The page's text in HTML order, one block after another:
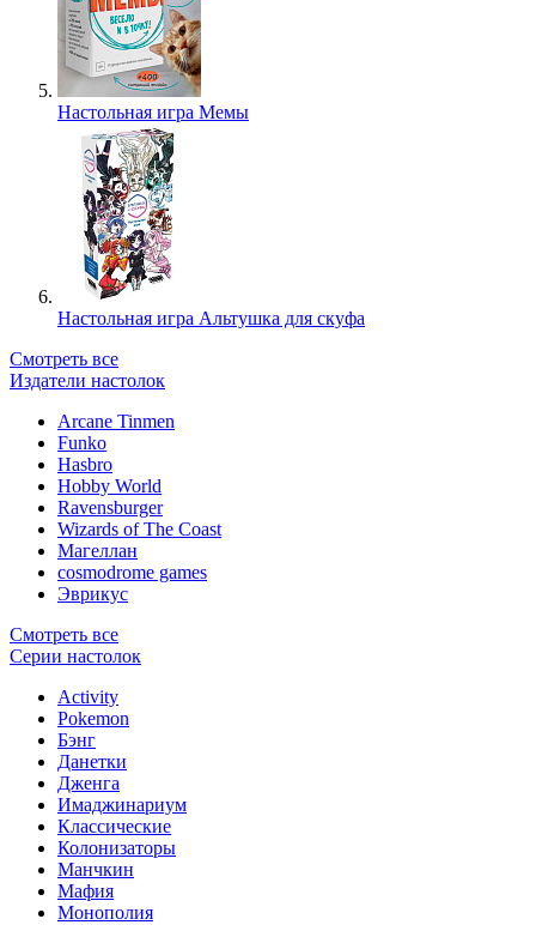
Настольная игра Мемы
Настольная игра Альтушка для скуфа
Смотреть все
Издатели настолок
Arcane Tinmen
Funko
Hasbro
Hobby World
Ravensburger
Wizards of The Coast
Магеллан
сosmodrome games
Эврикус
Смотреть все
Серии настолок
Activity
Pokemon
Бэнг
Данетки
Дженга
Имаджинариум
Классические
Колонизаторы
Манчкин
Мафия
Монополия